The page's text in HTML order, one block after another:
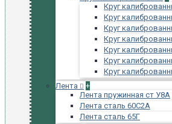
Круг
Круг
Круг
Круг
Круг
Круг
Круг
Лента
+
Лента пружинная ст У8А
Лента сталь 60С2А
Лента сталь 65Г